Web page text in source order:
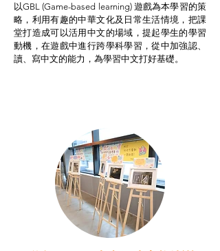
以GBL (Game-based learning) 遊戲為本學習的策
略，利用有趣的中華文化及日常生活情境，把課
堂打造成可以活用中文的場域，提起學生的學習
動機，在遊戲中進行跨學科學習，從中加強認、
讀、寫中文的能力，為學習中文打好基礎。